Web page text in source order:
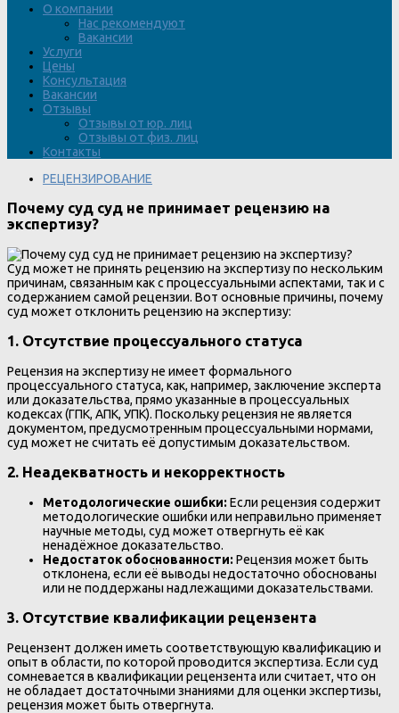
О компании
Нас рекомендуют
Вакансии
Услуги
Цены
Консультация
Вакансии
Отзывы
Отзывы от юр. лиц
Отзывы от физ. лиц
Контакты
РЕЦЕНЗИРОВАНИЕ
Почему суд суд не принимает рецензию на
экспертизу?
Суд может не принять рецензию на экспертизу по нескольким
причинам, связанным как с процессуальными аспектами, так и с
содержанием самой рецензии. Вот основные причины, почему
суд может отклонить рецензию на экспертизу:
1. Отсутствие процессуального статуса
Рецензия на экспертизу не имеет формального
процессуального статуса, как, например, заключение эксперта
или доказательства, прямо указанные в процессуальных
кодексах (ГПК, АПК, УПК). Поскольку рецензия не является
документом, предусмотренным процессуальными нормами,
суд может не считать её допустимым доказательством.
2. Неадекватность и некорректность
Методологические ошибки:Если рецензия содержит
методологические ошибки или неправильно применяет
научные методы, суд может отвергнуть её как
ненадёжное доказательство.
Недостаток обоснованности:Рецензия может быть
отклонена, если её выводы недостаточно обоснованы
или не поддержаны надлежащими доказательствами.
3. Отсутствие квалификации рецензента
Рецензент должен иметь соответствующую квалификацию и
опыт в области, по которой проводится экспертиза. Если суд
сомневается в квалификации рецензента или считает, что он
не обладает достаточными знаниями для оценки экспертизы,
рецензия может быть отвергнута.